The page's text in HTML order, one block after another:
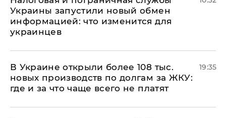
Украины запустили новый обмен
информацией: что изменится для
украинцев
В Украине открыли более 108 тыс.
новых производств по долгам за ЖКУ:
где и за что чаще всего не платят
19:35